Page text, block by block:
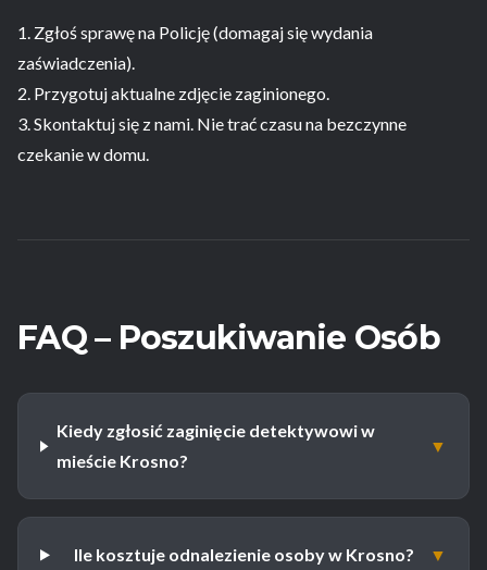
1. Zgłoś sprawę na Policję (domagaj się wydania
zaświadczenia).
2. Przygotuj aktualne zdjęcie zaginionego.
3. Skontaktuj się z nami. Nie trać czasu na bezczynne
czekanie w domu.
FAQ – Poszukiwanie Osób
Kiedy zgłosić zaginięcie detektywowi w
mieście Krosno?
▼
Ile kosztuje odnalezienie osoby w Krosno? ▼